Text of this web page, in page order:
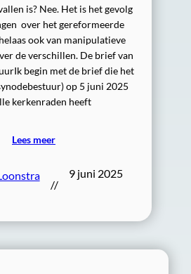
is? Nee. Het is het gevolg
over het gereformeerde
ook van manipulatieve
de verschillen. De brief van
begin met de brief die het
op 5 juni 2025
kerkenraden heeft
Lees meer
//
9 juni 2025